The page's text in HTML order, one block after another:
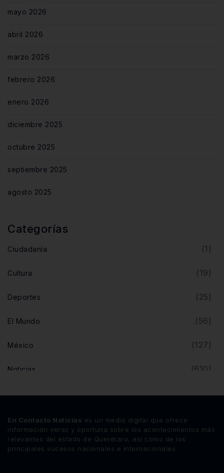
mayo 2026
abril 2026
marzo 2026
febrero 2026
enero 2026
diciembre 2025
octubre 2025
septiembre 2025
agosto 2025
Categorías
Ciudadanía (1)
Cultura (19)
Deportes (25)
El Mundo (56)
México (127)
Noticias (610)
(5)
Querétaro
En Contacto Noticias es un medio digital que ofrece
información veraz y oportuna sobre los acontecimientos más
relevantes del estado de Querétaro, así como de los
principales sucesos nacionales e internacionales.